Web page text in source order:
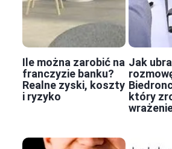
Ile można zarobić na
franczyzie banku?
Realne zyski, koszty
i ryzyko
Jak
który